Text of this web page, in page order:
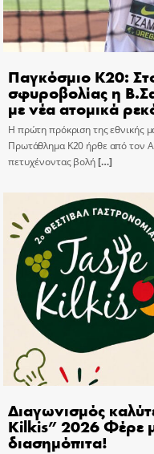
Παγκόσμιο Κ20:
σφυροβολίας η
με νέα ατομικά
Η πρώτη πρόκριση της εθνικής
Πρωτάθλημα Κ20 ήρθε από τον
πετυχένοντας βολή[…]
Διαγωνισμός
Kilkis” 2026 Φέρε
διασημόπιτα!